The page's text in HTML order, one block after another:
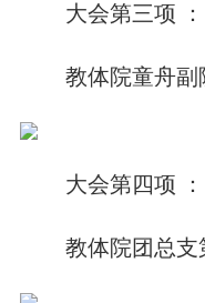
大会第三项 ：
教体院童舟
大会第四项 ：
教体院团总